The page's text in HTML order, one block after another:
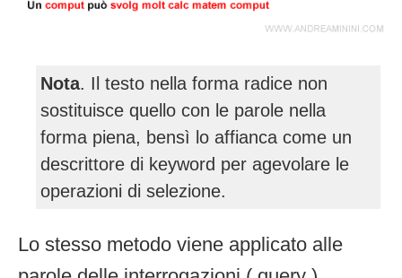
Nota. Il testo nella forma radice non
sostituisce quello con le parole nella
forma piena, bensì lo affianca come un
descrittore di keyword per agevolare le
operazioni di selezione.
Lo stesso metodo viene applicato alle